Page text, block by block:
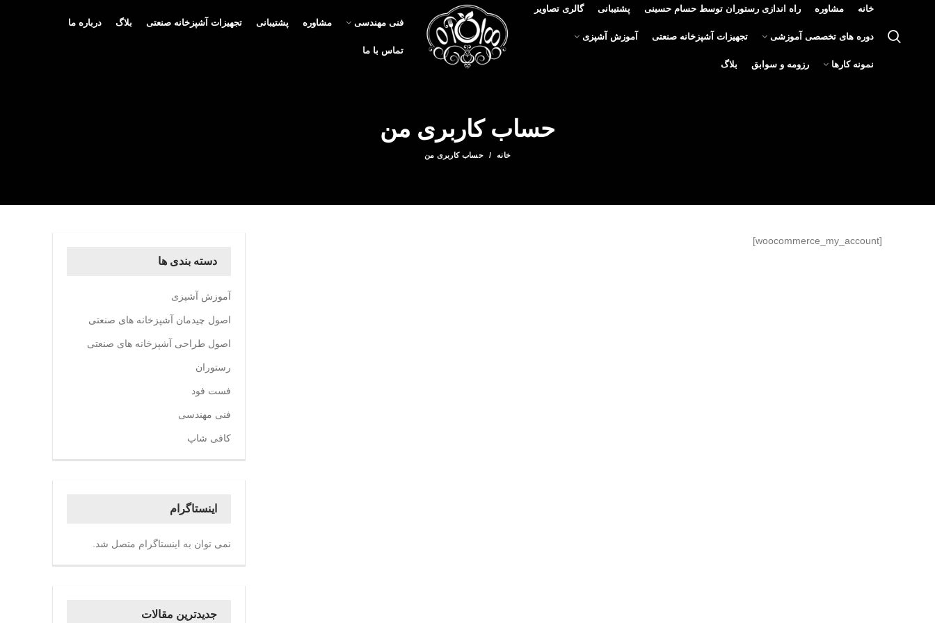
خانه مشاوره راه اندازی رستوران توسط حسام حسینی پشتیبانی گالری تصاویر
دوره های تخصصی آموزشی تجهیزات آشپزخانه صنعتی آموزش آشپزی
نمونه کارها رزومه و سوابق بلاگ
فنی مهندسی مشاوره پشتیبانی تجهیزات آشپزخانه صنعتی بلاگ درباره ما
تماس با ما
حساب کاربری من
خانه حساب کاربری من
[woocommerce_my_account]
دسته بندی ها
آموزش آشپزی
اصول چیدمان آشپزخانه های صنعتی
اصول طراحی آشپزخانه های صنعتی
رستوران
فست فود
فنی مهندسی
کافی شاپ
اینستاگرام
نمی توان به اینستاگرام متصل شد.
جدیدترین مقالات